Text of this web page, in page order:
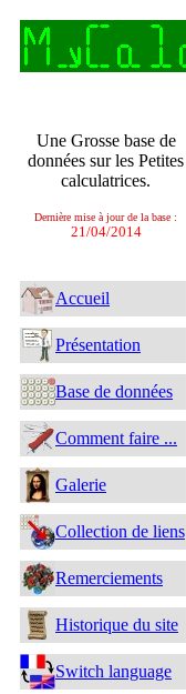
Une Grosse base de
données sur les Petites
calculatrices.
Dernière mise à jour de la base :
21/04/2014
Accueil
Présentation
Base de données
Comment faire ...
Galerie
Collection de liens
Remerciements
Historique du site
Switch language